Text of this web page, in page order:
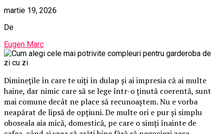
martie 19, 2026
De
Eugen Marc
Diminețile în care te uiți în dulap și ai impresia că ai multe
haine, dar nimic care să se lege într-o ținută coerentă, sunt
mai comune decât ne place să recunoaștem. Nu e vorba
neapărat de lipsă de opțiuni. De multe ori e pur și simplu
oboseala aia mică, domestică, pe care o simți înainte de